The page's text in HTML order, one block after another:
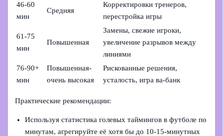
46-60
мин
Средняя
Корректировки тренеров,
перестройка игры
61-75
мин
Повышенная
Замены, свежие игроки,
увеличение разрывов между
линиями
76-90+
мин
Повышенная-
очень высокая
Рискованные решения,
усталость, игра ва-банк
Практические рекомендации:
Используя статистика голевых таймингов в футболе по
минутам, агрегируйте её хотя бы до 10-15‑минутных